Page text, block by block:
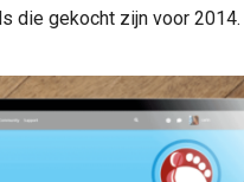
die gekocht zijn voor 2014.